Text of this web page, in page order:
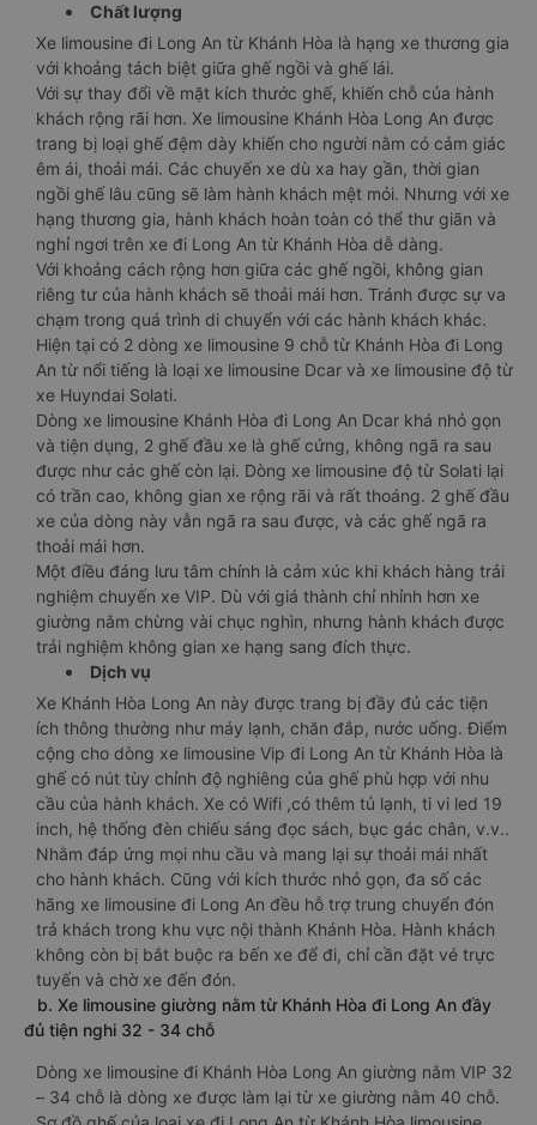
Chất lượng
Xe limousine đi Long An từ Khánh Hòa là hạng xe thương gia
với khoảng tách biệt giữa ghế ngồi và ghế lái.
Với sự thay đổi về mặt kích thước ghế, khiến chỗ của hành
khách rộng rãi hơn. Xe limousine Khánh Hòa Long An được
trang bị loại ghế đệm dày khiến cho người nằm có cảm giác
êm ái, thoải mái. Các chuyến xe dù xa hay gần, thời gian
ngồi ghế lâu cũng sẽ làm hành khách mệt mỏi. Nhưng với xe
hạng thương gia, hành khách hoàn toàn có thể thư giãn và
nghỉ ngơi trên xe đi Long An từ Khánh Hòa dễ dàng.
Với khoảng cách rộng hơn giữa các ghế ngồi, không gian
riêng tư của hành khách sẽ thoải mái hơn. Tránh được sự va
chạm trong quá trình di chuyển với các hành khách khác.
Hiện tại có 2 dòng xe limousine 9 chỗ từ Khánh Hòa đi Long
An từ nổi tiếng là loại xe limousine Dcar và xe limousine độ từ
xe Huyndai Solati.
Dòng xe limousine Khánh Hòa đi Long An Dcar khá nhỏ gọn
và tiện dụng, 2 ghế đầu xe là ghế cứng, không ngã ra sau
được như các ghế còn lại. Dòng xe limousine độ từ Solati lại
có trần cao, không gian xe rộng rãi và rất thoáng. 2 ghế đầu
xe của dòng này vẫn ngã ra sau được, và các ghế ngã ra
thoải mái hơn.
Một điều đáng lưu tâm chính là cảm xúc khi khách hàng trải
nghiệm chuyến xe VIP. Dù với giá thành chỉ nhỉnh hơn xe
giường nằm chừng vài chục nghìn, nhưng hành khách được
trải nghiệm không gian xe hạng sang đích thực.
Dịch vụ
Xe Khánh Hòa Long An này được trang bị đầy đủ các tiện
ích thông thường như máy lạnh, chăn đắp, nước uống. Điểm
cộng cho dòng xe limousine Vip đi Long An từ Khánh Hòa là
ghế có nút tùy chỉnh độ nghiêng của ghế phù hợp với nhu
cầu của hành khách. Xe có Wifi ,có thêm tủ lạnh, ti vi led 19
inch, hệ thống đèn chiếu sáng đọc sách, bục gác chân, v.v..
Nhằm đáp ứng mọi nhu cầu và mang lại sự thoải mái nhất
cho hành khách. Cũng với kích thước nhỏ gọn, đa số các
hãng xe limousine đi Long An đều hỗ trợ trung chuyển đón
trả khách trong khu vực nội thành Khánh Hòa. Hành khách
không còn bị bắt buộc ra bến xe để đi, chỉ cần đặt vé trực
tuyến và chờ xe đến đón.
b. Xe limousine giường nằm từ Khánh Hòa đi Long An đầy
đủ tiện nghi 32 - 34 chỗ
Dòng xe limousine đi Khánh Hòa Long An giường nằm VIP 32
– 34 chỗ là dòng xe được làm lại từ xe giường nằm 40 chỗ.